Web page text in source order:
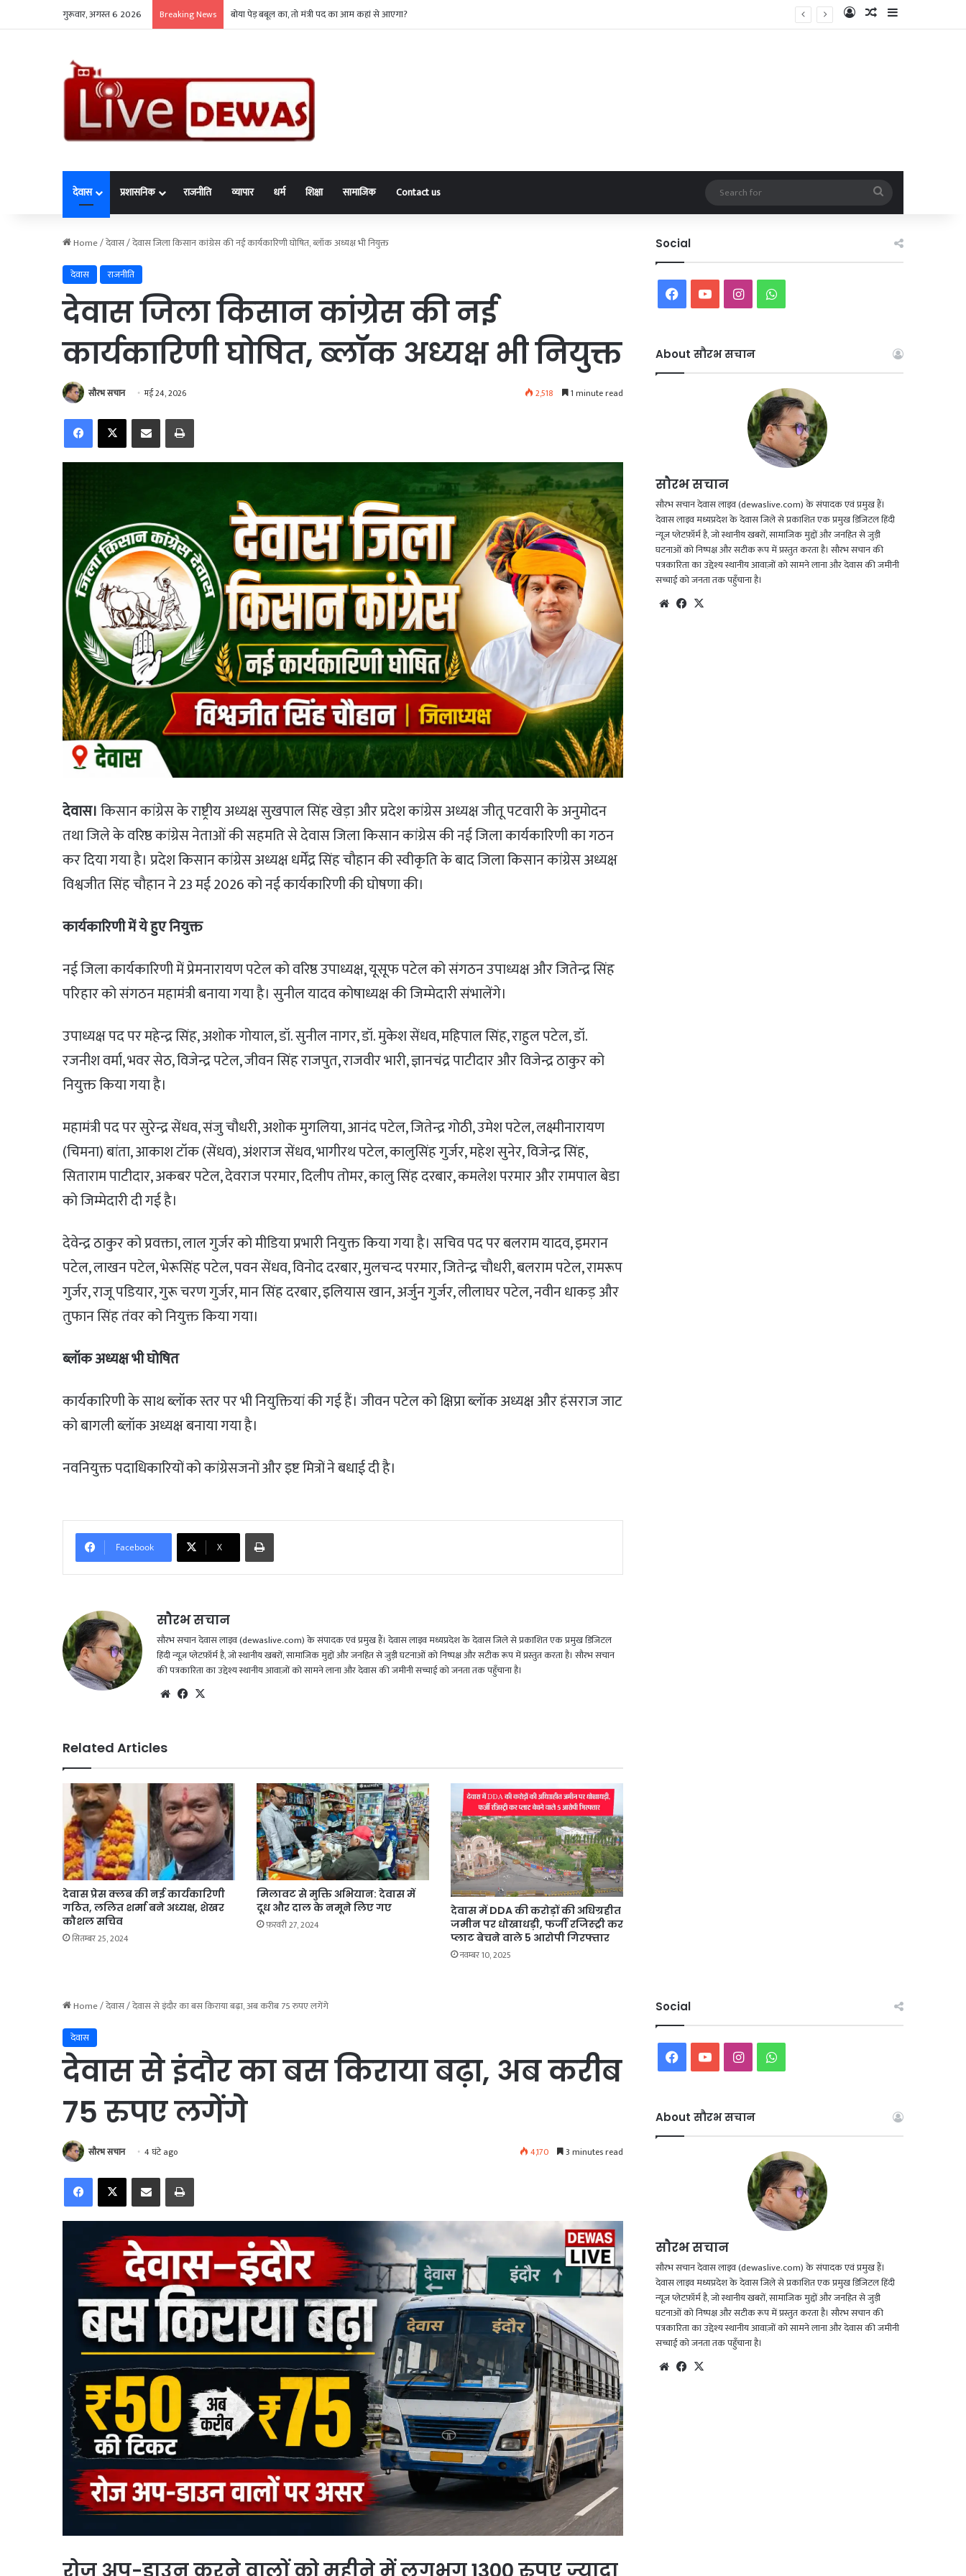
गुरूवार, अगस्त 6 2026 Breaking News रैली-जुलूस में मोबाइल और नकदी चुराने वाला अंतरराज्यीय गिरोह पकड़ाया, पांच आरोपी व एक नाबालिग गिरफ्तार Log InRandom Article
Sidebar
देवास प्रशासनिक राजनीति व्यापार धर्म शिक्षा सामाजिक Contact us
Search
for
Home/देवास/देवास जिला किसान कांग्रेस की नई कार्यकारिणी घोषित, ब्लॉक अध्यक्ष भी नियुक्त
देवास
राजनीति
देवास जिला किसान कांग्रेस की नई
कार्यकारिणी घोषित, ब्लॉक अध्यक्ष भी नियुक्त
सौरभ सचान मई 24, 2026 2,518 1 minute read
FacebookX Share via Email Print
देवास।किसान कांग्रेस के राष्ट्रीय अध्यक्ष सुखपाल सिंह खेड़ा और प्रदेश कांग्रेस अध्यक्ष जीतू पटवारी के अनुमोदन
तथा जिले के वरिष्ठ कांग्रेस नेताओं की सहमति से देवास जिला किसान कांग्रेस की नई जिला कार्यकारिणी का गठन
कर दिया गया है। प्रदेश किसान कांग्रेस अध्यक्ष धर्मेंद्र सिंह चौहान की स्वीकृति के बाद जिला किसान कांग्रेस अध्यक्ष
विश्वजीत सिंह चौहान ने 23 मई 2026 को नई कार्यकारिणी की घोषणा की।
कार्यकारिणी में ये हुए नियुक्त
नई जिला कार्यकारिणी में प्रेमनारायण पटेल को वरिष्ठ उपाध्यक्ष, यूसूफ पटेल को संगठन उपाध्यक्ष और जितेन्द्र सिंह
परिहार को संगठन महामंत्री बनाया गया है। सुनील यादव कोषाध्यक्ष की जिम्मेदारी संभालेंगे।
उपाध्यक्ष पद पर महेन्द्र सिंह, अशोक गोयाल, डॉ. सुनील नागर, डॉ. मुकेश सेंधव, महिपाल सिंह, राहुल पटेल, डॉ.
रजनीश वर्मा, भवर सेठ, विजेन्द्र पटेल, जीवन सिंह राजपुत, राजवीर भारी, ज्ञानचंद्र पाटीदार और विजेन्द्र ठाकुर को
नियुक्त किया गया है।
महामंत्री पद पर सुरेन्द्र सेंधव, संजु चौधरी, अशोक मुगलिया, आनंद पटेल, जितेन्द्र गोठी, उमेश पटेल, लक्ष्मीनारायण
(चिमना) बांता, आकाश टॉक (सेंधव), अंशराज सेंधव, भागीरथ पटेल, कालुसिंह गुर्जर, महेश सुनेर, विजेन्द्र सिंह,
सिताराम पाटीदार, अकबर पटेल, देवराज परमार, दिलीप तोमर, कालु सिंह दरबार, कमलेश परमार और रामपाल बेडा
को जिम्मेदारी दी गई है।
देवेन्द्र ठाकुर को प्रवक्ता, लाल गुर्जर को मीडिया प्रभारी नियुक्त किया गया है। सचिव पद पर बलराम यादव, इमरान
पटेल, लाखन पटेल, भेरूसिंह पटेल, पवन सेंधव, विनोद दरबार, मुलचन्द परमार, जितेन्द्र चौधरी, बलराम पटेल, रामरूप
गुर्जर, राजू पडियार, गुरू चरण गुर्जर, मान सिंह दरबार, इलियास खान, अर्जुन गुर्जर, लीलाघर पटेल, नवीन धाकड़ और
तुफान सिंह तंवर को नियुक्त किया गया।
ब्लॉक अध्यक्ष भी घोषित
कार्यकारिणी के साथ ब्लॉक स्तर पर भी नियुक्तियां की गई हैं। जीवन पटेल को क्षिप्रा ब्लॉक अध्यक्ष और हंसराज जाट
को बागली ब्लॉक अध्यक्ष बनाया गया है।
नवनियुक्त पदाधिकारियों को कांग्रेसजनों और इष्ट मित्रों ने बधाई दी है।
Facebook X
Print
सौरभ सचान
सौरभ सचान देवास लाइव (dewaslive.com) के संपादक एवं प्रमुख हैं। देवास लाइव मध्यप्रदेश के देवास जिले से प्रकाशित एक प्रमुख डिजिटल
हिंदी न्यूज़ प्लेटफ़ॉर्म है, जो स्थानीय खबरों, सामाजिक मुद्दों और जनहित से जुड़ी घटनाओं को निष्पक्ष और सटीक रूप में प्रस्तुत करता है। सौरभ सचान
की पत्रकारिता का उद्देश्य स्थानीय आवाज़ों को सामने लाना और देवास की जमीनी सच्चाई को जनता तक पहुँचाना है।
WebsiteFacebook
Related Articles
देवास प्रेस क्लब की नई कार्यकारिणी
गठित, ललित शर्मा बने अध्यक्ष, शेखर
कौशल सचिव
सितम्बर 25, 2024
मिलावट से मुक्ति अभियान: देवास में
दूध और दाल के नमूने लिए गए
फ़रवरी 27, 2024
देवास में DDA की करोड़ों की अधिग्रहीत
जमीन पर धोखाधड़ी, फर्जी रजिस्ट्री कर
प्लाट बेचने वाले 5 आरोपी गिरफ्तार
नवम्बर 10, 2025
Social
FacebookYouTubeInstagramWhatsApp
About सौरभ सचान
सौरभ सचान
सौरभ सचान देवास लाइव (dewaslive.com) के संपादक एवं प्रमुख हैं।
देवास लाइव मध्यप्रदेश के देवास जिले से प्रकाशित एक प्रमुख डिजिटल हिंदी
न्यूज़ प्लेटफ़ॉर्म है, जो स्थानीय खबरों, सामाजिक मुद्दों और जनहित से जुड़ी
घटनाओं को निष्पक्ष और सटीक रूप में प्रस्तुत करता है। सौरभ सचान की
पत्रकारिता का उद्देश्य स्थानीय आवाज़ों को सामने लाना और देवास की जमीनी
सच्चाई को जनता तक पहुँचाना है।
WebsiteFacebook